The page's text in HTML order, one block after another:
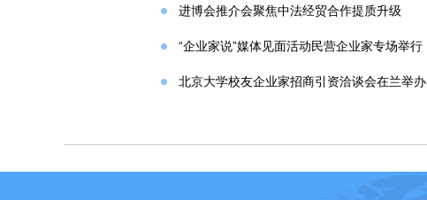
进博会推介会聚焦中法经贸合作提质升级
“企业家说”媒体见面活动民营企业家专场举行
北京大学校友企业家招商引资洽谈会在兰举办